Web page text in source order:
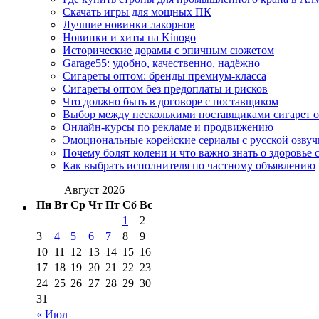
Скачать игры для мощных ПК
Лучшие новинки лакорнов
Новинки и хиты на Kinogo
Исторические дорамы с эпичным сюжетом
Garage55: удобно, качественно, надёжно
Сигареты оптом: бренды премиум-класса
Сигареты оптом без предоплаты и рисков
Что должно быть в договоре с поставщиком
Выбор между несколькими поставщиками сигарет
Онлайн-курсы по рекламе и продвижению
Эмоциональные корейские сериалы с русской
Почему болят колени и что важно знать о здоровье
Как выбрать исполнителя по частному объявлению
Август 2026
Пн Вт Ср Чт Пт Сб Вс
« Июл
1
2
3
4 5 6 7 8
9
10 11 12 13 14 15 16
17 18 19 20 21 22 23
24 25 26 27 28 29 30
31